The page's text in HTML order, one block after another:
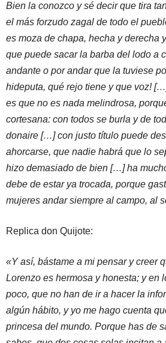
Bien la conozco y sé decir que tira
el más forzudo zagal de todo el
es moza de chapa, hecha y derecha
que puede sacar la barba del lodo a
andante o por andar que la tuviese
hideputa, qué rejo tiene y que voz!
es que no es nada melindrosa,
cortesana: con todos se burla y de
donaire […] con justo título puede
ahorcarse, que nadie habrá que lo
hizo demasiado de bien […] ha
debe de estar ya trocada, porque
mujeres andar siempre al campo, al
Replica don Quijote:
«Y así, bástame a mi pensar y creer
Lorenzo es hermosa y honesta; y en
poco, que no han de ir a hacer la
algún hábito, y yo me hago cuenta
princesa del mundo. Porque has de